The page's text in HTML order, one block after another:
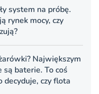
system na próbę.
rynek mocy, czy
Największym
baterie. To coś
decyduje, czy flota